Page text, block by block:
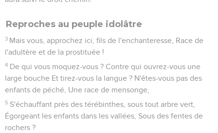
Reproches au peuple idolâtre
3 Mais vous, approchez ici, fils de l'enchanteresse, Race de
l'adultère et de la prostituée !
4 De qui vous moquez-vous ? Contre qui ouvrez-vous une
large bouche Et tirez-vous la langue ? N'êtes-vous pas des
enfants de péché, Une race de mensonge,
5 S'échauffant près des térébinthes, sous tout arbre vert,
Égorgeant les enfants dans les vallées, Sous des fentes de
rochers ?